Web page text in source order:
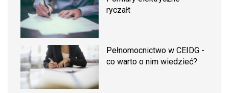
ryczałt
Pełnomocnictwo w CEIDG -
co warto o nim wiedzieć?